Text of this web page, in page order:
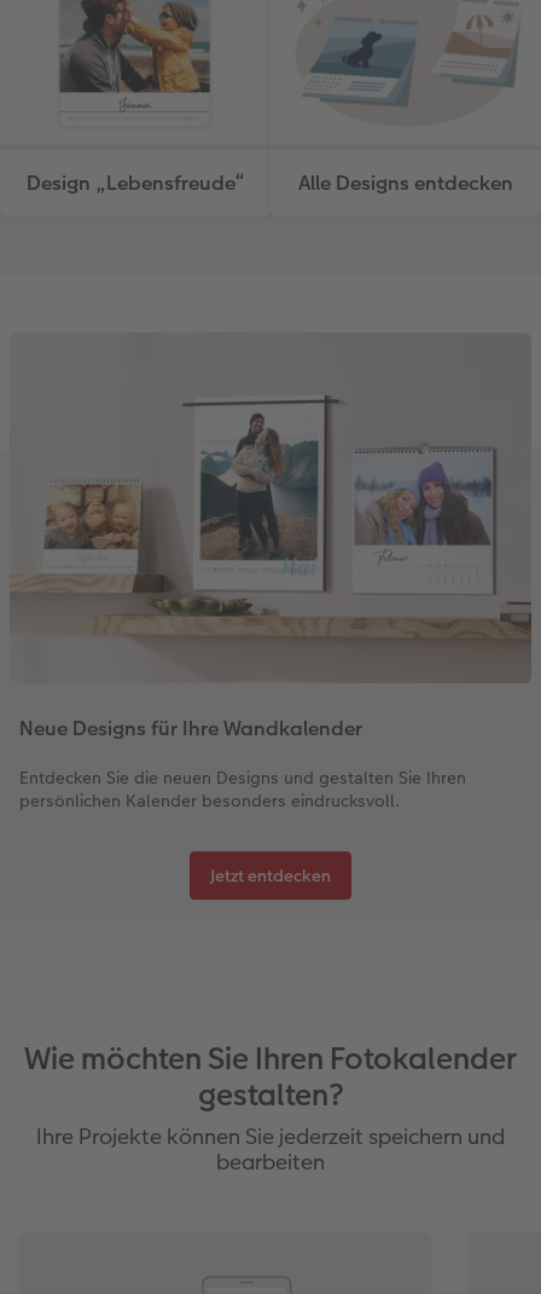
Design „Lebensfreude“ Alle Designs entdecken
Neue Designs für Ihre Wandkalender
Entdecken Sie die neuen Designs und gestalten Sie Ihren
persönlichen Kalender besonders eindrucksvoll.
Jetzt entdecken
Wie möchten Sie Ihren Fotokalender
gestalten?
Ihre Projekte können Sie jederzeit speichern und
bearbeiten